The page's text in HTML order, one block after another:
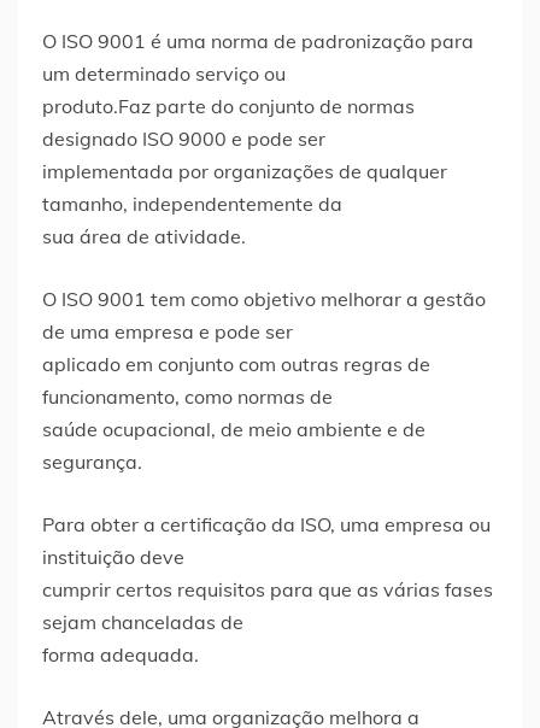
O ISO 9001 é uma norma de padronização para
um determinado serviço ou
produto.Faz parte do conjunto de normas
designado ISO 9000 e pode ser
implementada por organizações de qualquer
tamanho, independentemente da
sua área de atividade.
O ISO 9001 tem como objetivo melhorar a gestão
de uma empresa e pode ser
aplicado em conjunto com outras regras de
funcionamento, como normas de
saúde ocupacional, de meio ambiente e de
segurança.
Para obter a certificação da ISO, uma empresa ou
instituição deve
cumprir certos requisitos para que as várias fases
sejam chanceladas de
forma adequada.
Através dele, uma organização melhora a